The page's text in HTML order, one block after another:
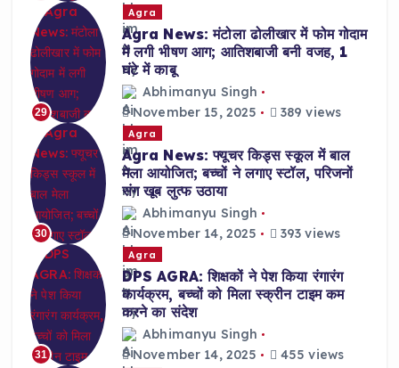
29
Agra
Agra News: मंटोला ढोलीखार में फोम गोदाम
में लगी भीषण आग; आतिशबाजी बनी वजह, 1
घंटे में काबू
Abhimanyu Singh
November 15, 2025
389 views
30
Agra
Agra News: फ्यूचर किड्स स्कूल में बाल
मेला आयोजित; बच्चों ने लगाए स्टॉल, परिजनों
संग खूब लुत्फ उठाया
Abhimanyu Singh
November 14, 2025
393 views
31
Agra
DPS AGRA: शिक्षकों ने पेश किया रंगारंग
कार्यक्रम, बच्चों को मिला स्क्रीन टाइम कम
करने का संदेश
Abhimanyu Singh
November 14, 2025
455 views